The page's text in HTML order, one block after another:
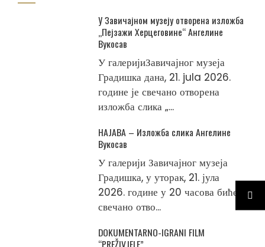
У Завичајном музеју отворена изложба
„Пејзажи Херцеговине“ Ангелине
Вукосав
У галеријиЗавичајног музеја
Градишка дана, 21. jula 2026.
године је свечано отворена
изложба слика „...
НАЈАВА – Изложба слика Ангелине
Вукосав
У галерији Завичајног музеја
Градишка, у уторак, 21. јула
2026. године у 20 часова биће
свечано отво...
DOKUMENTARNO-IGRANI FILM
“PREŽIVJELE”